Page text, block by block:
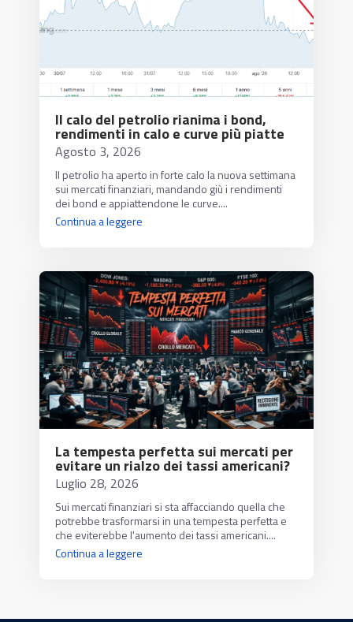
Il calo del petrolio rianima i bond,
rendimenti in calo e curve più piatte
Agosto 3, 2026
Il petrolio ha aperto in forte calo la nuova settimana
sui mercati finanziari, mandando giù i rendimenti
dei bond e appiattendone le curve....
Continua a leggere
La tempesta perfetta sui mercati per
evitare un rialzo dei tassi americani?
Luglio 28, 2026
Sui mercati finanziari si sta affacciando quella che
potrebbe trasformarsi in una tempesta perfetta e
che eviterebbe l'aumento dei tassi americani....
Continua a leggere